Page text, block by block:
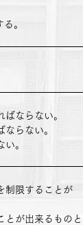
。
ならない。
らない。
。
制限することが
が出来るものと